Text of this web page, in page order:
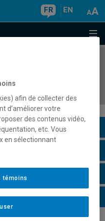
FR EN
afin de collecter des
d’améliorer votre
des contenus vidéo,
etc. Vous
en sélectionnant
témoins